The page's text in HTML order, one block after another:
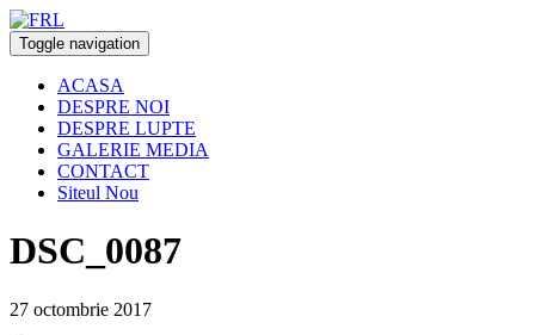
Toggle navigation
ACASA
DESPRE NOI
DESPRE LUPTE
GALERIE MEDIA
CONTACT
Siteul Nou
DSC_0087
27 octombrie 2017